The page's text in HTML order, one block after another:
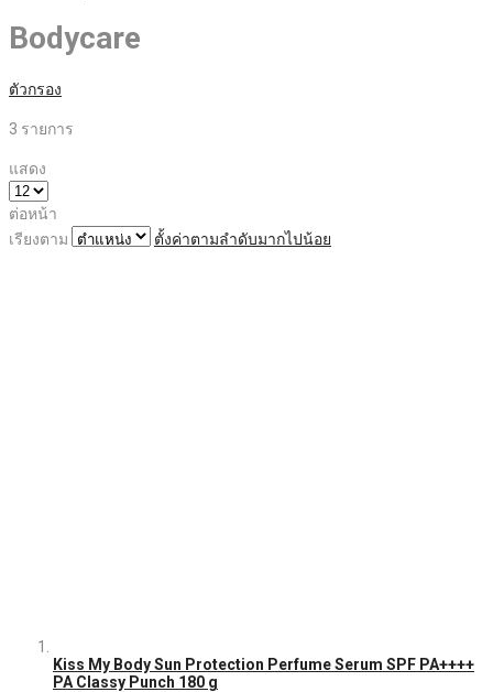
Bodycare
ตัวกรอง
3 รายการ
แสดง
ต่อหน้า
เรียงตาม
ตั้งค่าตามลำดับมากไปน้อย
Kiss My Body Sun Protection Perfume Serum SPF PA++++
PA Classy Punch 180 g